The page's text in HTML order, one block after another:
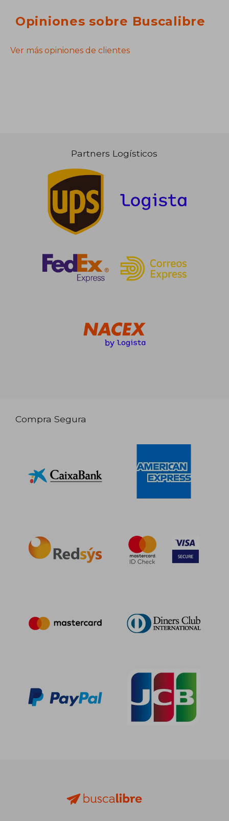
Opiniones sobre Buscalibre
Ver más opiniones de clientes
Partners Logísticos
Compra Segura